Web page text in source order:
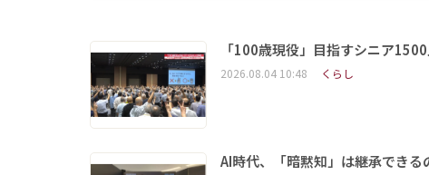
「100歳現役」目指すシニア
2026.08.04 10:48 くらし
AI時代、「暗黙知」は継承でき